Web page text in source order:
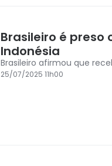
Brasileiro é
Indonésia
Brasileiro afirmou que
25/07/2025 11h00